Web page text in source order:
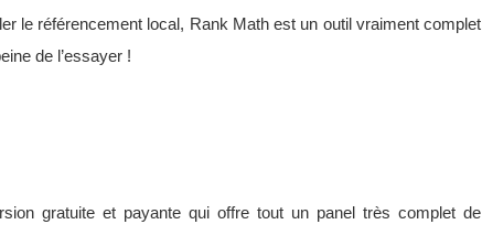
le référencement local, Rank Math est un outil vraiment complet
de l’essayer !
gratuite et payante qui offre tout un panel très complet de